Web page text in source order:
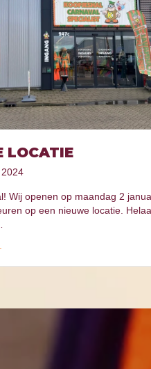
LOCATIE
Wij openen op maandag 2
op een nieuwe locatie.